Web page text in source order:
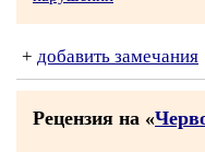
+ добавить замечания
Рецензия на «